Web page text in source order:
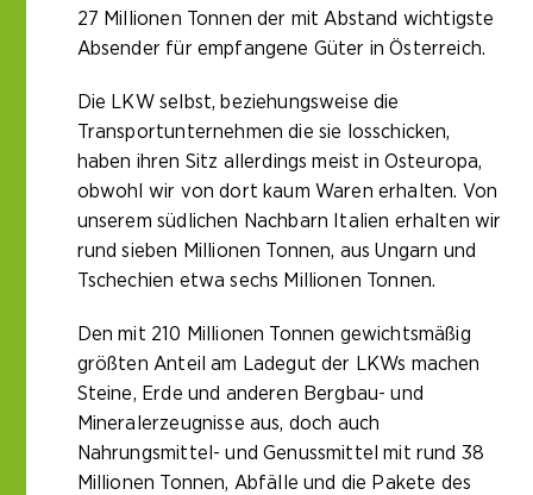
27 Millionen Tonnen der mit Abstand wichtigste
Absender für empfangene Güter in Österreich.
Die LKW selbst, beziehungsweise die
Transportunternehmen die sie losschicken,
haben ihren Sitz allerdings meist in Osteuropa,
obwohl wir von dort kaum Waren erhalten. Von
unserem südlichen Nachbarn Italien erhalten wir
rund sieben Millionen Tonnen, aus Ungarn und
Tschechien etwa sechs Millionen Tonnen.
Den mit 210 Millionen Tonnen gewichtsmäßig
größten Anteil am Ladegut der LKWs machen
Steine, Erde und anderen Bergbau- und
Mineralerzeugnisse aus, doch auch
Nahrungsmittel- und Genussmittel mit rund 38
Millionen Tonnen, Abfälle und die Pakete des